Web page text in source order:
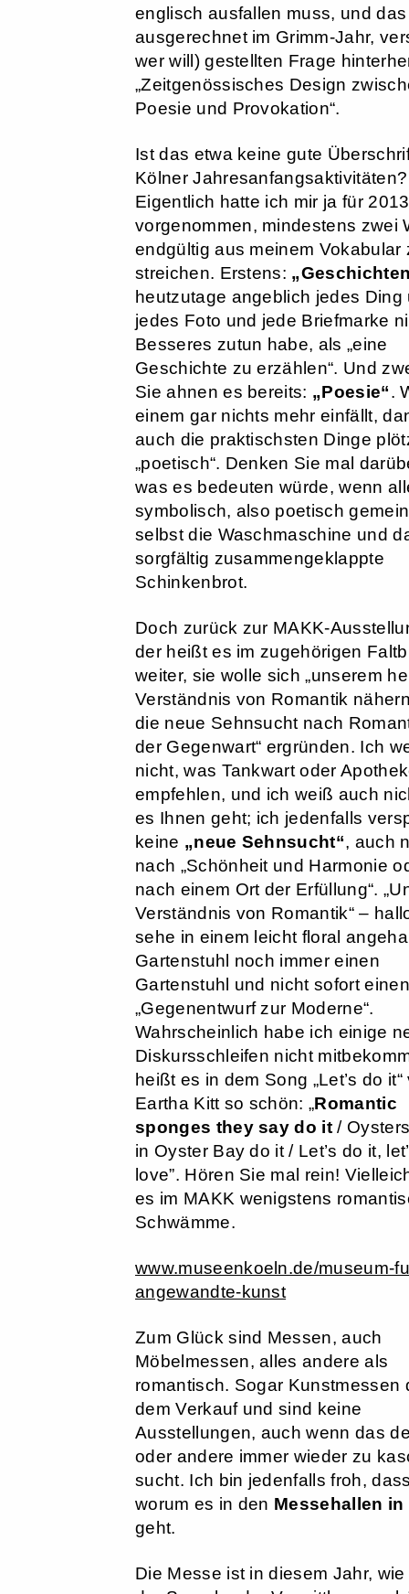
englisch ausfallen muss, und das
ausgerechnet im Grimm-Jahr,
wer will) gestellten Frage
„Zeitgenössisches Design
Poesie und Provokation“.
Ist das etwa keine gute
Kölner Jahresanfangsaktivitäten?
Eigentlich hatte ich mir ja für 2013
vorgenommen, mindestens zwei
endgültig aus meinem Vokabular
streichen. Erstens:
heutzutage angeblich jedes Ding
jedes Foto und jede Briefmarke
Besseres zutun habe, als „eine
Geschichte zu erzählen“. Und
Sie ahnen es bereits: „Poesie“.
einem gar nichts mehr einfällt,
auch die praktischsten Dinge
„poetisch“. Denken Sie mal
was es bedeuten würde, wenn
symbolisch, also poetisch
selbst die Waschmaschine und
sorgfältig zusammengeklappte
Schinkenbrot.
Doch zurück zur MAKK-
der heißt es im zugehörigen
weiter, sie wolle sich „unserem
Verständnis von Romantik
die neue Sehnsucht nach
der Gegenwart“ ergründen. Ich
nicht, was Tankwart oder
empfehlen, und ich weiß auch
es Ihnen geht; ich jedenfalls
keine „neue Sehnsucht“, auch
nach „Schönheit und Harmonie
nach einem Ort der Erfüllung“.
Verständnis von Romantik“ –
sehe in einem leicht floral
Gartenstuhl noch immer einen
Gartenstuhl und nicht sofort einen
„Gegenentwurf zur Moderne“.
Wahrscheinlich habe ich einige
Diskursschleifen nicht
heißt es in dem Song „Let’s do it“
Eartha Kitt so schön: „Romantic
sponges they say do it /
in Oyster Bay do it / Let’s do it,
love”. Hören Sie mal rein!
es im MAKK wenigstens
Schwämme.
www.museenkoeln.de/museum-
angewandte-kunst
Zum Glück sind Messen, auch
Möbelmessen, alles andere als
romantisch. Sogar Kunstmessen
dem Verkauf und sind keine
Ausstellungen, auch wenn das
oder andere immer wieder zu
sucht. Ich bin jedenfalls froh,
worum es in den Messehallen in
geht.
Die Messe ist in diesem Jahr,